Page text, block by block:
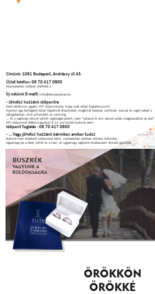
Címünk: 1061 Budapest, Andrássy út 43.
Üzlet telefon: 06 70 417 0900
(Nyitvatartási időben elérhető.)
Írj nekünk E-mailt:info@ekszerpalota.hu
- Jöhetsz hozzánk időpontra
Kérd telefonon egyéni VIP időpontodat, hogy csak veled foglalkozzunk!
Ilyenkor egy kollégánk teljes figyelmét élvezheted, megkínál kávéval, üdítőval, nasival és segít neked a
válogatásban, első pillanattól az utolsóig.
... És a segítség nálunk valódi segítséget jelent, nem "válaszd ki ami tetszik aztán megbeszéljük az árat"
VIP időpontot Hétköznapokon 9-15 óra között tudunk adni.
Időpont foglalás : 06 70 417 0900
- ... Vagy jöhetsz hozzánk bármikor, amikor tudsz
Nálunk nem kötelező időpontot kérni, nyitvatartási időben jöhetsz bármikor.
Ugyanúgy jár a kávé, üdítő és a nasi, és ugyanúgy segítünk kiválasztani álmaid gyűrűjét.
BÜSZKÉK
VAGYUNK A
BOLDOGSÁGRA.
ÖRÖKKÖN
ÖRÖKKÉ